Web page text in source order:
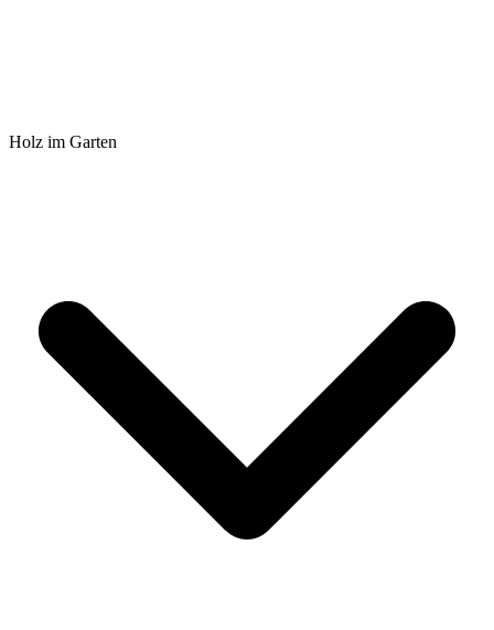
Holz im Garten